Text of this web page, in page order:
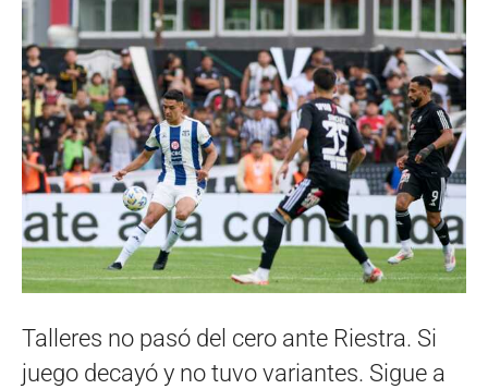
Talleres no pasó del cero ante Riestra. Si
juego decayó y no tuvo variantes. Sigue a